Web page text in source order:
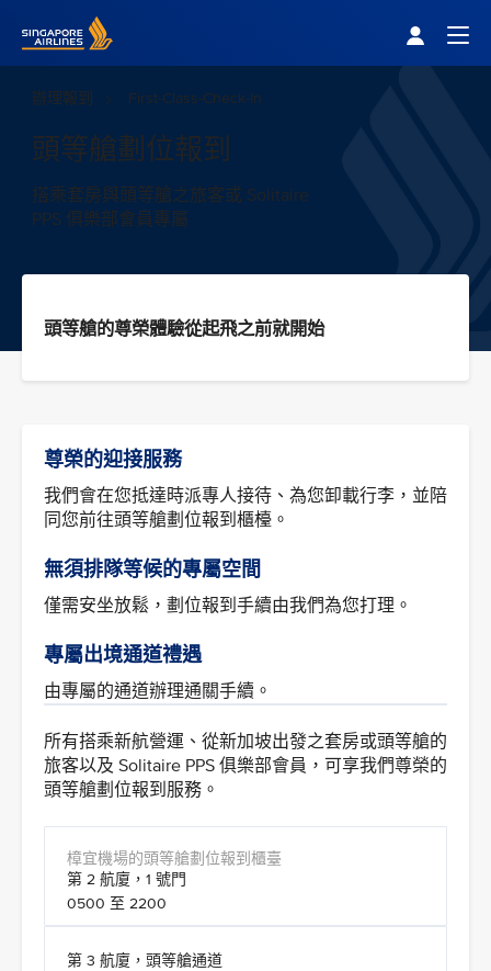
辦理報到 First-Class-Check-In
頭等艙劃位報到
搭乘套房與頭等艙之旅客或 Solitaire
PPS 俱樂部會員專屬
頭等艙的尊榮體驗從起飛之前就開始
尊榮的迎接服務
我們會在您抵達時派專人接待、為您卸載行李，並陪
同您前往頭等艙劃位報到櫃檯。
無須排隊等候的專屬空間
僅需安坐放鬆，劃位報到手續由我們為您打理。
專屬出境通道禮遇
由專屬的通道辦理通關手續。
所有搭乘新航營運、從新加坡出發之套房或頭等艙的
旅客以及 Solitaire PPS 俱樂部會員，可享我們尊榮的
頭等艙劃位報到服務。
第 2 航廈，1 號門
0500 至 2200
第 3 航廈，頭等艙通道